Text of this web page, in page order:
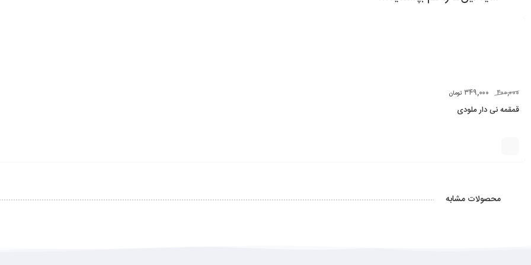
۴۰۰,۰۰۰ ۳۴۹,۰۰۰ تومان
قمقمه نی دار ملودی
محصولات مشابه